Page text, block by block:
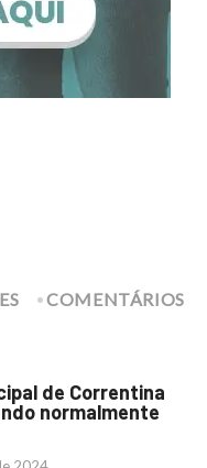
COMENTÁRIOS
de Correntina
normalmente